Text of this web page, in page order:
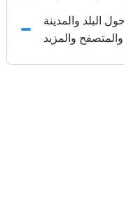
البلد والمدينة
والمتصفح والمزيد